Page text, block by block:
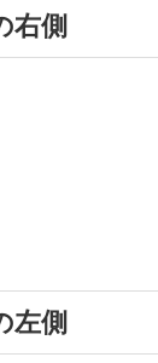
右側
左側